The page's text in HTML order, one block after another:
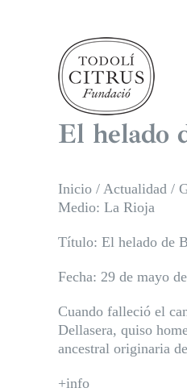
El helado
Inicio / Actualidad /
Medio: La Rioja
Título: El helado de
Fecha: 29 de mayo
Cuando falleció el
Dellasera, quiso
ancestral originaria
+info